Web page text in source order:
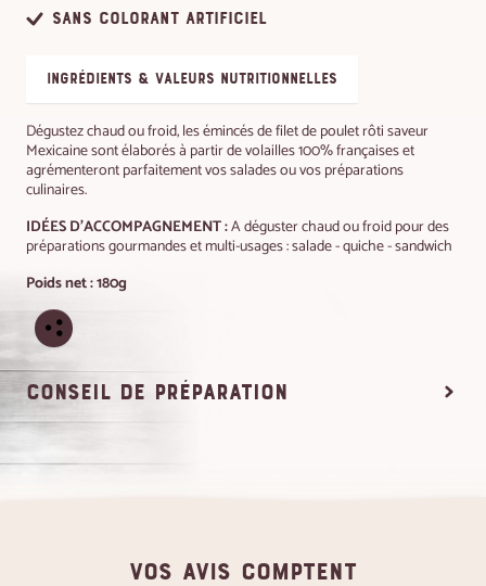
Sans colorant artificiel
ingrédients & valeurs nutritionnelles
Dégustez chaud ou froid, les émincés de filet de poulet rôti saveur
Mexicaine sont élaborés à partir de volailles 100% françaises et
agrémenteront parfaitement vos salades ou vos préparations
culinaires.
IDÉES D'ACCOMPAGNEMENT :A déguster chaud ou froid pour des
préparations gourmandes et multi-usages : salade - quiche - sandwich
Poids net : 180g
conseil de préparation
VOS AVIS COMPTENT